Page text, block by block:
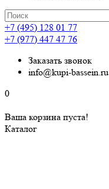
+7 (495) 128 01 77
+7 (977) 447 47 76
Заказать звонок
info@kupi-bassein.ru
0
Ваша корзина пуста!
Каталог